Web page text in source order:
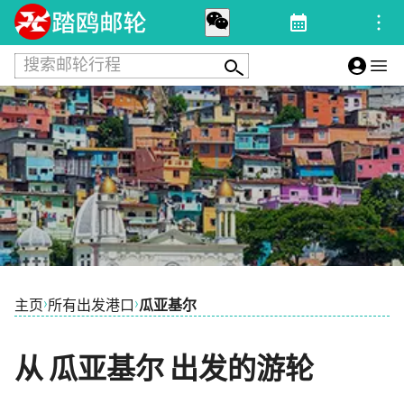
搜索邮轮行程
主页›所有出发港口›瓜亚基尔
从 瓜亚基尔 出发的游轮